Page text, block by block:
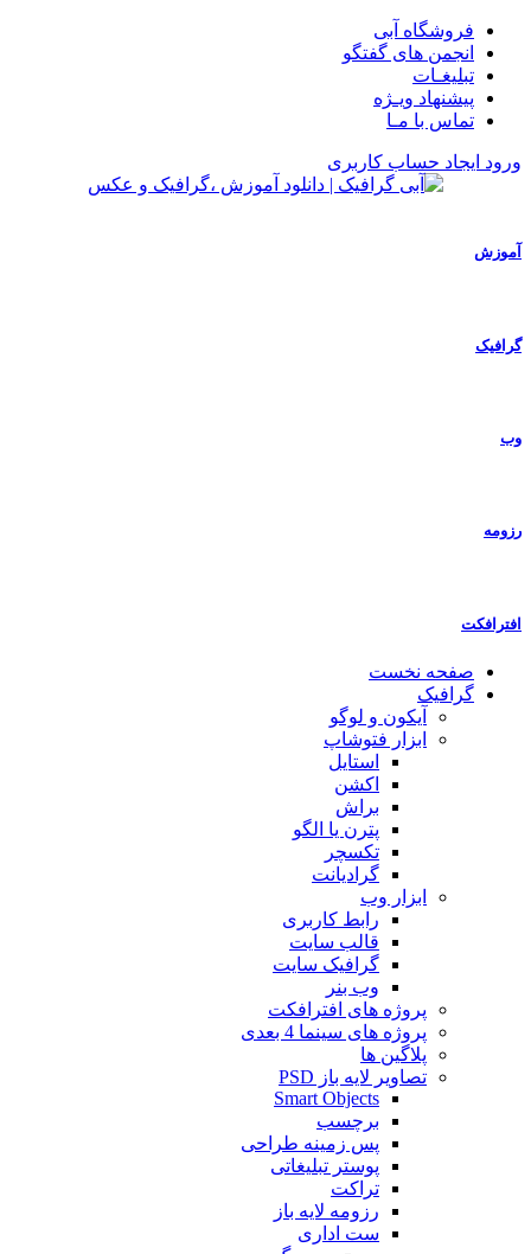
فروشگاه آبی
انجمن های گفتگو
تبلیغـات
پیشنهاد ویـژه
تماس با مـا
ورود ایجاد حساب کاربری
آموزش
گرافیک
وب
رزومه
افترافکت
صفحه نخست
گرافیک
آیکون و لوگو
ابزار فتوشاپ
استایل
اکشن
براش
پترن یا الگو
تکسچر
گرادیانت
ابزار وب
رابط کاربری
قالب سایت
گرافیک سایت
وب بنر
پروژه های افترافکت
پروژه های سینما 4 بعدی
پلاگین ها
تصاویر لایه باز PSD
Smart Objects
برچسب
پس زمینه طراحی
پوستر تبلیغاتی
تراکت
رزومه لایه باز
ست اداری